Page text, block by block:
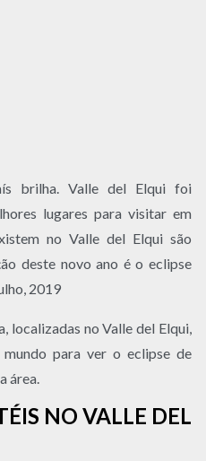
brilha. Valle del Elqui foi
lugares para visitar em
no Valle del Elqui são
deste novo ano é o eclipse
2019
localizadas no Valle del Elqui,
para ver o eclipse de
área.
NO VALLE DEL